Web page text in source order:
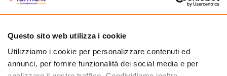
Questo sito web utilizza i cookie
Utilizziamo i cookie per personalizzare contenuti ed
annunci, per fornire funzionalità dei social media e per